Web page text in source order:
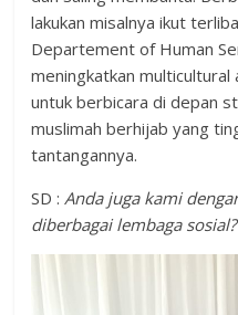
lakukan misalnya ikut
Departement of Human
meningkatkan multicultural
untuk berbicara di depan
muslimah berhijab yang
tantangannya.
SD :Anda juga kami
diberbagai lembaga sosial?